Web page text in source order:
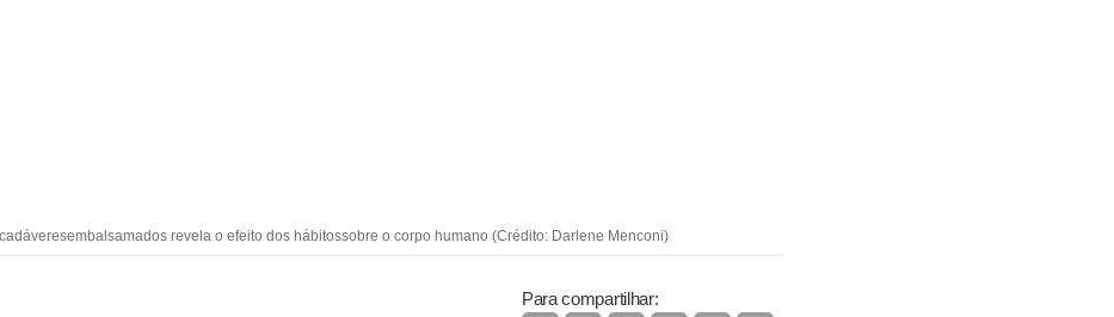
revela o efeito dos hábitossobre o corpo humano (Crédito: Darlene Menconi)
Para compartilhar: